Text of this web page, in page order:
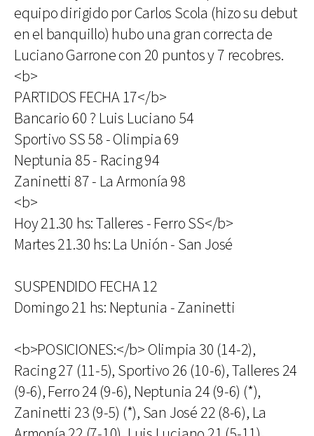
equipo dirigido por Carlos Scola (hizo su debut
en el banquillo) hubo una gran correcta de
Luciano Garrone con 20 puntos y 7 recobres.
<b>
PARTIDOS FECHA 17</b>
Bancario 60 ? Luis Luciano 54
Sportivo SS 58 - Olimpia 69
Neptunia 85 - Racing 94
Zaninetti 87 - La Armonía 98
<b>
Hoy 21.30 hs: Talleres - Ferro SS</b>
Martes 21.30 hs: La Unión - San José
SUSPENDIDO FECHA 12
Domingo 21 hs: Neptunia - Zaninetti
<b>POSICIONES:</b> Olimpia 30 (14-2),
Racing 27 (11-5), Sportivo 26 (10-6), Talleres 24
(9-6), Ferro 24 (9-6), Neptunia 24 (9-6) (*),
Zaninetti 23 (9-5) (*), San José 22 (8-6), La